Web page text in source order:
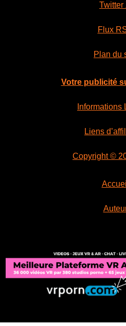
Twitter
Flux
Plan du
Votre publicité
Informations
Liens
Copyright ©
Accueil